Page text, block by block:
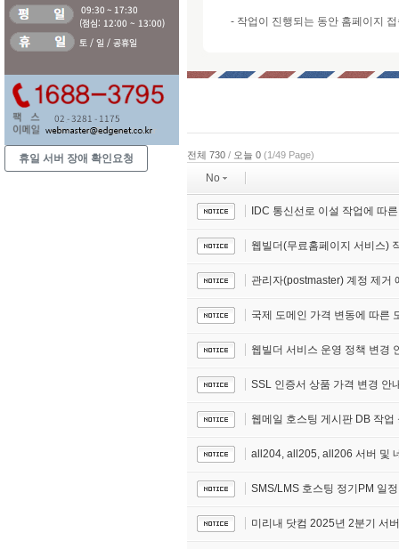
휴일 서버 장애 확인요청
- 작업이 진행되는 동안 홈페이지
전체 730 / 오늘 0 (1/49 Page)
No
IDC 통신선로 이설 작업에 따
웹빌더(무료홈페이지 서비스)
관리자(postmaster) 계정 제거
국제 도메인 가격 변동에 따른
웹빌더 서비스 운영 정책 변경
SSL 인증서 상품 가격 변경 안
웹메일 호스팅 게시판 DB 작업
all204, all205, all206 서버 및
SMS/LMS 호스팅 정기PM 일
미리내 닷컴 2025년 2분기 서